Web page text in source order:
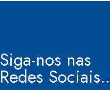
Siga-nos nas
Redes